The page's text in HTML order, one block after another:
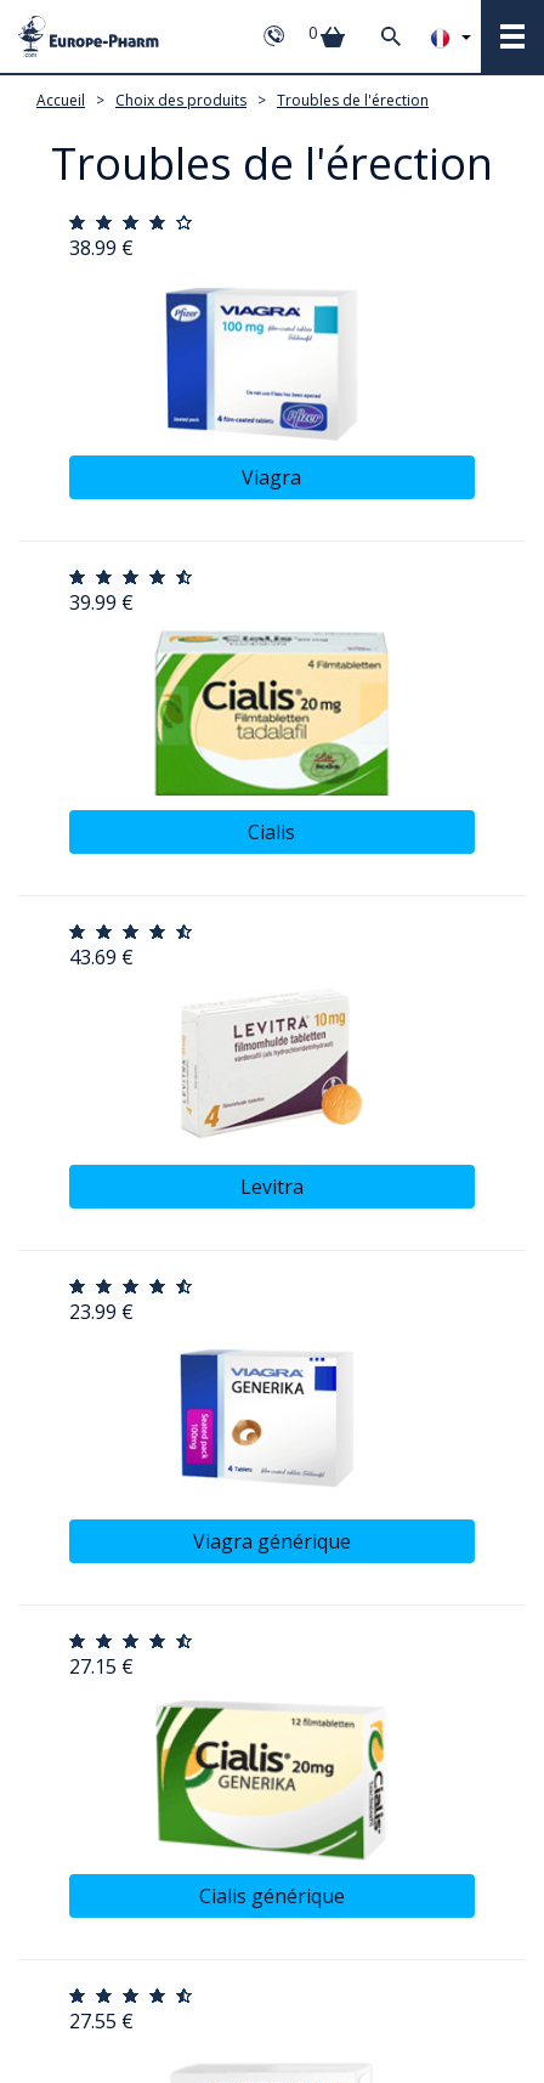
0
Accueil > Choix des produits > Troubles de l'érection
Troubles de l'érection
38.99 €
Viagra
39.99 €
Cialis
43.69 €
Levitra
23.99 €
Viagra générique
27.15 €
Cialis générique
27.55 €